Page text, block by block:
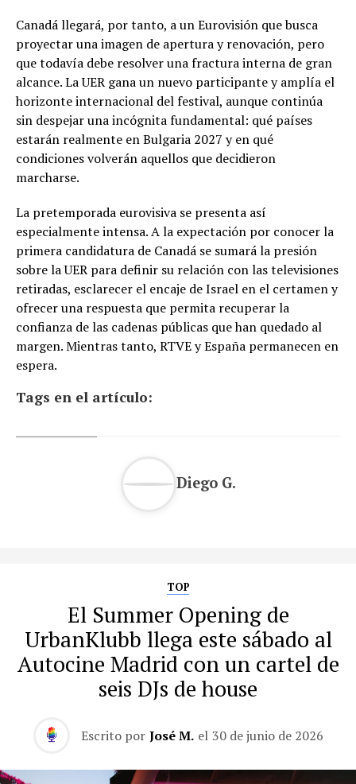
Canadá llegará, por tanto, a un Eurovisión que busca
proyectar una imagen de apertura y renovación, pero
que todavía debe resolver una fractura interna de gran
alcance. La UER gana un nuevo participante y amplía el
horizonte internacional del festival, aunque continúa
sin despejar una incógnita fundamental: qué países
estarán realmente en Bulgaria 2027 y en qué
condiciones volverán aquellos que decidieron
marcharse.
La pretemporada eurovisiva se presenta así
especialmente intensa. A la expectación por conocer la
primera candidatura de Canadá se sumará la presión
sobre la UER para definir su relación con las televisiones
retiradas, esclarecer el encaje de Israel en el certamen y
ofrecer una respuesta que permita recuperar la
confianza de las cadenas públicas que han quedado al
margen. Mientras tanto, RTVE y España permanecen en
espera.
Tags en el artículo:
Diego G.
TOP
El Summer Opening de
UrbanKlubb llega este sábado al
Autocine Madrid con un cartel de
seis DJs de house
Escrito por José M. el 30 de junio de 2026